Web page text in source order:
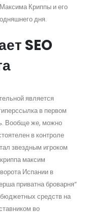
Криппы и его
дня.
SEO
является
в первом
Вообще же, можно
в контроле
звездным игроком
максим
Испании в
приватна броварня“
средств на
во